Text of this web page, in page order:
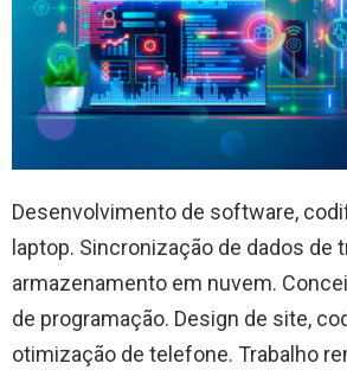
Desenvolvimento de software,
laptop. Sincronização de dados de
armazenamento em nuvem.
de programação. Design de site,
otimização de telefone. Trabalho